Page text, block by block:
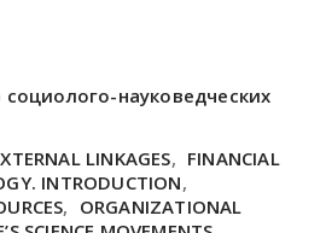
социолого-науковедческих
LINKAGES, FINANCIAL
INTRODUCTION,
, ORGANIZATIONAL